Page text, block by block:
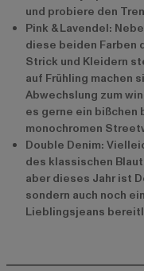
und probiere den
Pink & Lavendel:
diese beiden Farben
Strick und Kleidern
auf Frühling machen
Abwechslung zum
es gerne ein bißchen
monochromen
Double Denim:
des klassischen
aber dieses Jahr ist
sondern auch noch
Lieblingsjeans